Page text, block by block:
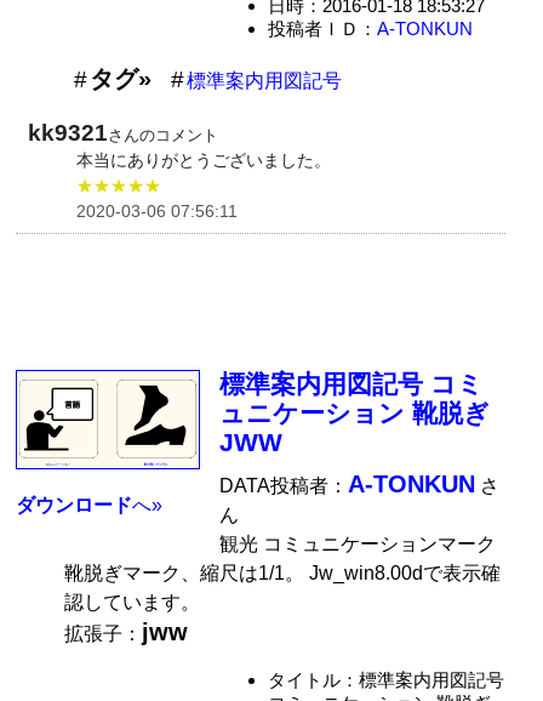
日時：2016-01-18 18:53:27
投稿者ＩＤ： A-TONKUN
タグ» 標準案内用図記号
kk9321さんのコメント
本当にありがとうございました。
★★★★★
2020-03-06 07:56:11
ダウンロードへ»
標準案内用図記号 コミ
ュニケーション 靴脱ぎ
JWW
DATA投稿者：A-TONKUN さ
ん
観光 コミュニケーションマーク
靴脱ぎマーク、縮尺は1/1。 Jw_win8.00dで表示確
認しています。
拡張子： jww
タイトル：標準案内用図記号